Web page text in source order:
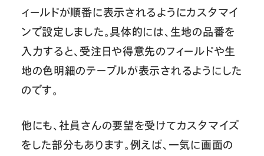
ィールドが順番に表示されるようにカスタマイ
ンで設定しました。具体的には、生地の品番を
入力すると、受注日や得意先のフィールドや生
地の色明細のテーブルが表示されるようにした
のです。
他にも、社員さんの要望を受けてカスタマイズ
をした部分もあります。例えば、一気に画面の